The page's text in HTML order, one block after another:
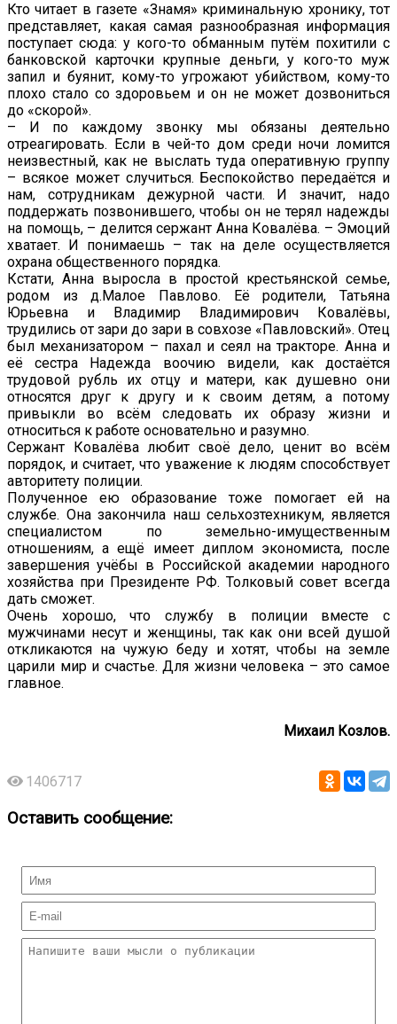
Кто читает в газете «Знамя» криминальную хронику, тот
представляет, какая самая разнообразная информация
поступает сюда: у кого-то обманным путём похитили с
банковской карточки крупные деньги, у кого-то муж
запил и буянит, кому-то угрожают убийством, кому-то
плохо стало со здоровьем и он не может дозвониться
до «скорой».
– И по каждому звонку мы обязаны деятельно
отреагировать. Если в чей-то дом среди ночи ломится
неизвестный, как не выслать туда оперативную группу
– всякое может случиться. Беспокойство передаётся и
нам, сотрудникам дежурной части. И значит, надо
поддержать позвонившего, чтобы он не терял надежды
на помощь, – делится сержант Анна Ковалёва. – Эмоций
хватает. И понимаешь – так на деле осуществляется
охрана общественного порядка.
Кстати, Анна выросла в простой крестьянской семье,
родом из д.Малое Павлово. Её родители, Татьяна
Юрьевна и Владимир Владимирович Ковалёвы,
трудились от зари до зари в совхозе «Павловский». Отец
был механизатором – пахал и сеял на тракторе. Анна и
её сестра Надежда воочию видели, как достаётся
трудовой рубль их отцу и матери, как душевно они
относятся друг к другу и к своим детям, а потому
привыкли во всём следовать их образу жизни и
относиться к работе основательно и разумно.
Сержант Ковалёва любит своё дело, ценит во всём
порядок, и считает, что уважение к людям способствует
авторитету полиции.
Полученное ею образование тоже помогает ей на
службе. Она закончила наш сельхозтехникум, является
специалистом по земельно-имущественным
отношениям, а ещё имеет диплом экономиста, после
завершения учёбы в Российской академии народного
хозяйства при Президенте РФ. Толковый совет всегда
дать сможет.
Очень хорошо, что службу в полиции вместе с
мужчинами несут и женщины, так как они всей душой
откликаются на чужую беду и хотят, чтобы на земле
царили мир и счастье. Для жизни человека – это самое
главное.
Михаил Козлов.
1406717
Оставить сообщение: